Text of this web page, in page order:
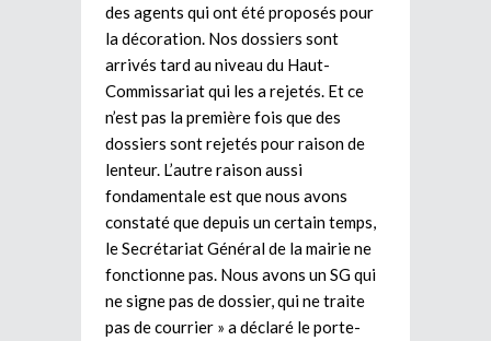
des agents qui ont été proposés pour
la décoration. Nos dossiers sont
arrivés tard au niveau du Haut-
Commissariat qui les a rejetés. Et ce
n’est pas la première fois que des
dossiers sont rejetés pour raison de
lenteur. L’autre raison aussi
fondamentale est que nous avons
constaté que depuis un certain temps,
le Secrétariat Général de la mairie ne
fonctionne pas. Nous avons un SG qui
ne signe pas de dossier, qui ne traite
pas de courrier » a déclaré le porte-